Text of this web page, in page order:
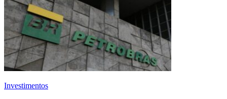
Investimentos